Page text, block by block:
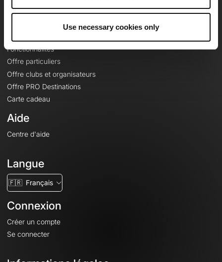
Use necessary cookies only
Fonctionnalités
Offre particuliers
Offre clubs et organisateurs
Offre PRO Destinations
Carte cadeau
Aide
Centre d'aide
Langue
🇫🇷 Français
Connexion
Créer un compte
Se connecter